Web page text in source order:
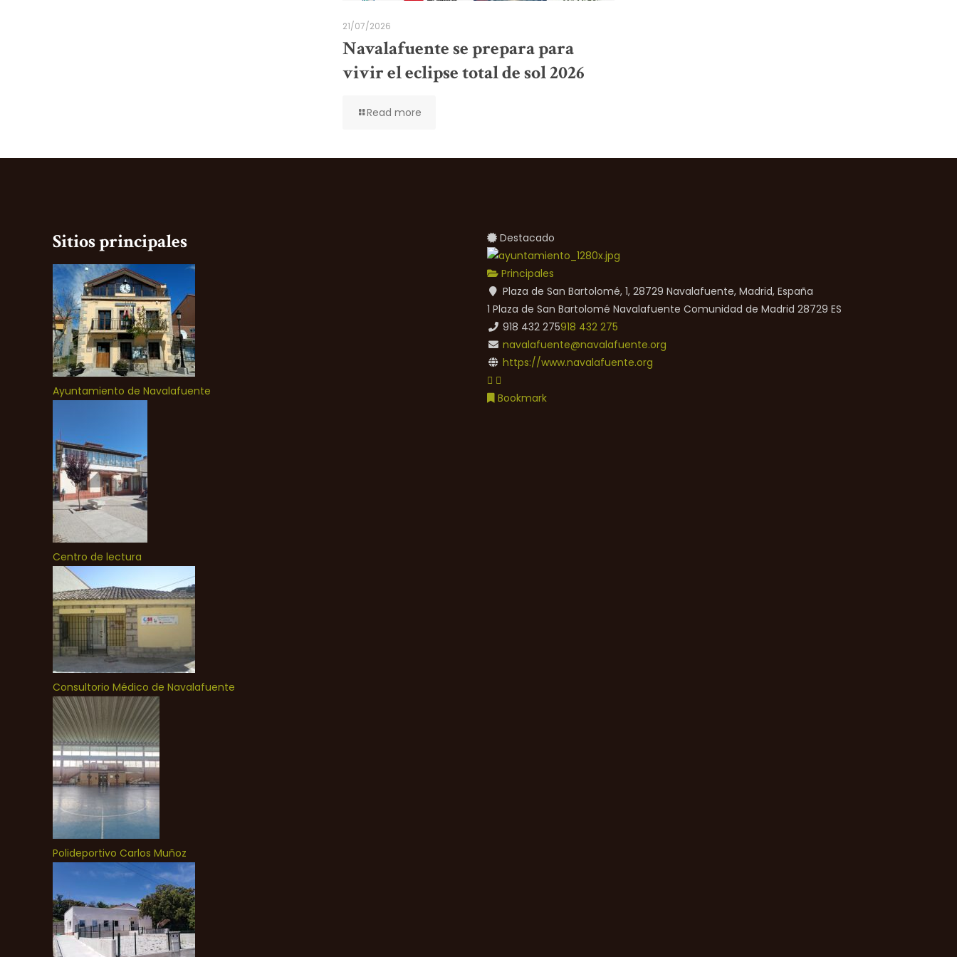
21/07/2026
Navalafuente se prepara para
vivir el eclipse total de sol 2026
Read more
Sitios principales
Ayuntamiento de Navalafuente
Centro de lectura
Consultorio Médico de Navalafuente
Polideportivo Carlos Muñoz
Destacado
Principales
Plaza de San Bartolomé, 1, 28729 Navalafuente, Madrid, España
1 Plaza de San Bartolomé Navalafuente Comunidad de Madrid 28729 ES
918 432 275918 432 275
navalafuente@navalafuente.org
https://www.navalafuente.org
Bookmark